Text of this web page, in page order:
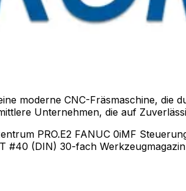
moderne CNC-Fräsmaschine,
Unternehmen, die auf
PRO.E2 FANUC 0iMF
#40 (DIN) 30-fach Werkzeugmagazin